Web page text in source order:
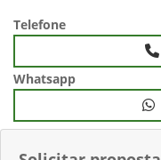
Telefone
Whatsapp